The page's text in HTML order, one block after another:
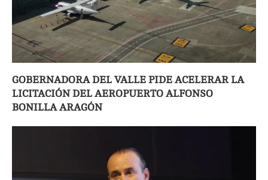
GOBERNADORA DEL VALLE PIDE ACELERAR LA
LICITACIÓN DEL AEROPUERTO ALFONSO
BONILLA ARAGÓN